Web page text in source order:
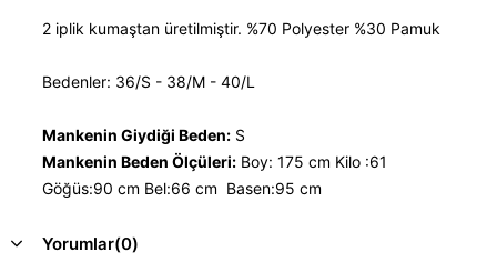
2 iplik kumaştan üretilmiştir. %70 Polyester %30 Pamuk
Bedenler: 36/S - 38/M - 40/L
Mankenin Giydiği Beden: S
Mankenin Beden Ölçüleri: Boy: 175 cm Kilo :61
Göğüs:90 cm Bel:66 cm Basen:95 cm
Yorumlar(0)